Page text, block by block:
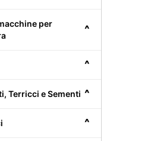
^
per
^
^
Terricci e Sementi
^